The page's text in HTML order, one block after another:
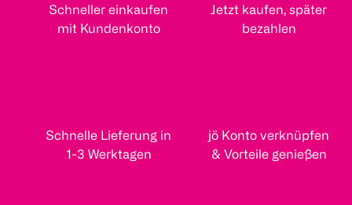
Schneller einkaufen
mit Kundenkonto
Jetzt kaufen, später
bezahlen
Schnelle Lieferung in
1-3 Werktagen
jö Konto verknüpfen
& Vorteile genießen